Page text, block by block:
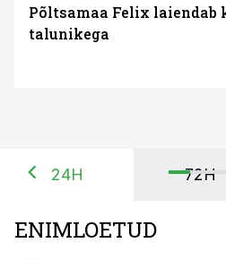
Põltsamaa Felix laiendab
talunikega
24H 72H
ENIMLOETUD